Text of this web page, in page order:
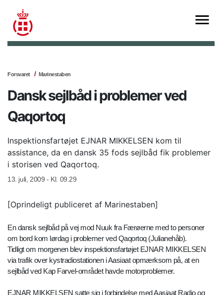
Forsvaret Marinestaben
Dansk sejlbåd i problemer ved
Qaqortoq
Inspektionsfartøjet EJNAR MIKKELSEN kom til
assistance, da en dansk 35 fods sejlbåd fik problemer
i storisen ved Qaqortoq.
13. juli, 2009 - Kl. 09.29
[Oprindeligt publiceret af Marinestaben]
En dansk sejlbåd på vej mod Nuuk fra Færøerne med to personer
om bord kom lørdag i problemer ved Qaqortoq (Julianehåb).
Tidligt om morgenen blev inspektionsfartøjet EJNAR MIKKELSEN
via trafik over kystradiostationen i Aasiaat opmærksom på, at en
sejlbåd ved Kap Farvel-området havde motorproblemer.
EJNAR MIKKELSEN satte sig i forbindelse med Aasiaat Radio og